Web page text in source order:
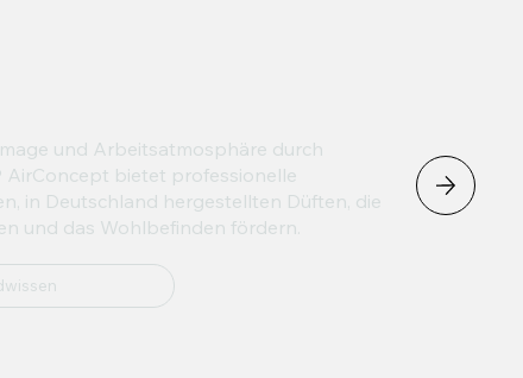
und Arbeitsatmosphäre durch
AirConcept bietet professionelle
in Deutschland hergestellten Düften, die
und das Wohlbefinden fördern.